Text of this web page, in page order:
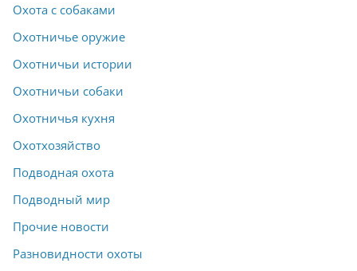
Охота с собаками
Охотничье оружие
Охотничьи истории
Охотничьи собаки
Охотничья кухня
Охотхозяйство
Подводная охота
Подводный мир
Прочие новости
Разновидности охоты